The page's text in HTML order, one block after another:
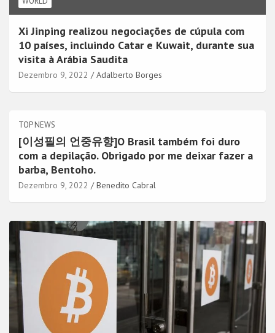
Xi Jinping realizou negociações de cúpula com
10 países, incluindo Catar e Kuwait, durante sua
visita à Arábia Saudita
Dezembro 9, 2022 Adalberto Borges
TOP NEWS
[이성필의 언중유향]O Brasil também foi duro
com a depilação. Obrigado por me deixar fazer a
barba, Bentoho.
Dezembro 9, 2022 Benedito Cabral